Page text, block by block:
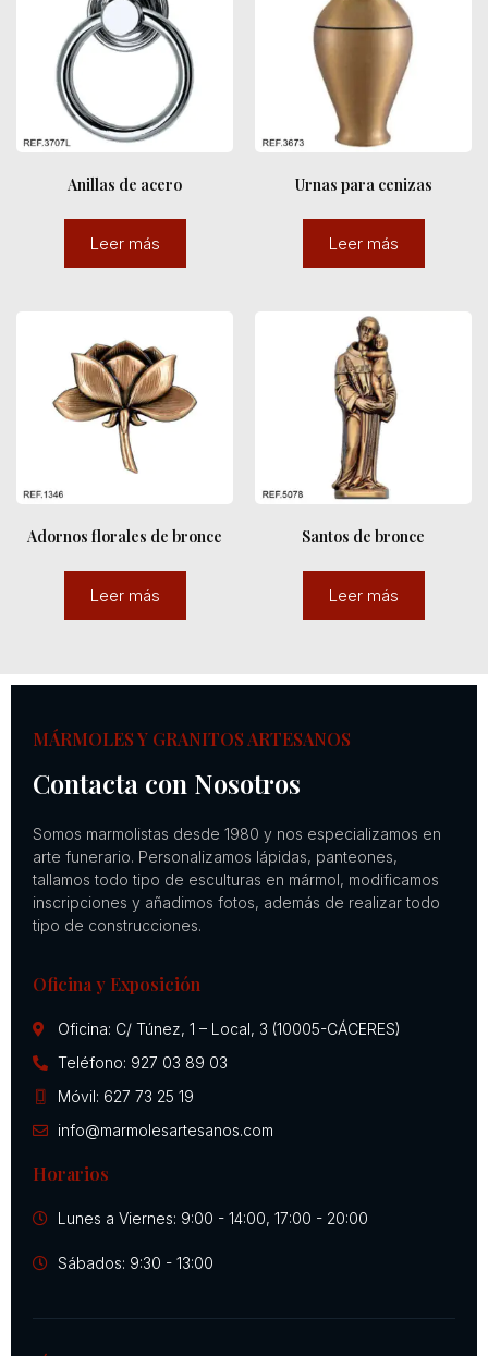
Anillas de acero
Leer más
Urnas para cenizas
Leer más
Adornos florales de bronce
Leer más
Santos de bronce
Leer más
MÁRMOLES Y GRANITOS ARTESANOS
Contacta con Nosotros
Somos marmolistas desde 1980 y nos especializamos en
arte funerario. Personalizamos lápidas, panteones,
tallamos todo tipo de esculturas en mármol, modificamos
inscripciones y añadimos fotos, además de realizar todo
tipo de construcciones.
Oficina y Exposición
Oficina: C/ Túnez, 1 – Local, 3 (10005-CÁCERES)
Teléfono: 927 03 89 03
Móvil: 627 73 25 19
info@marmolesartesanos.com
Horarios
Lunes a Viernes: 9:00 - 14:00, 17:00 - 20:00
Sábados: 9:30 - 13:00